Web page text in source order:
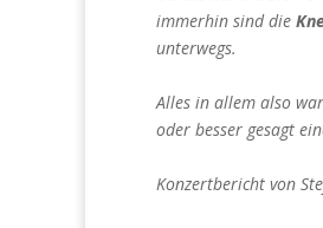
immerhin sind die
unterwegs.
Alles in allem also
oder besser gesagt
Konzertbericht von